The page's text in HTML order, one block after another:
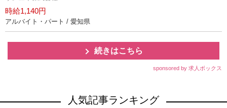
時給1,140円
アルバイト・パート / 愛知県
続きはこちら
sponsored by 求人ボックス
人気記事ランキング